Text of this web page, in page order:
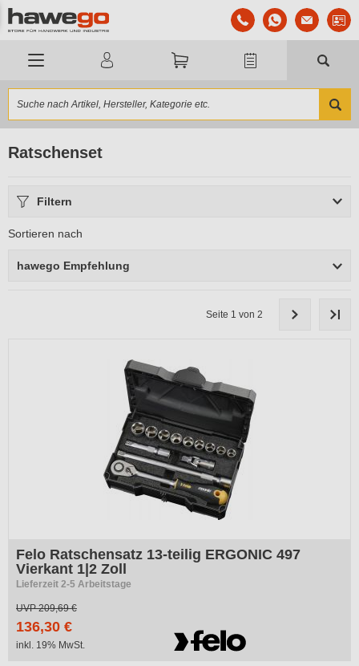
Ratschenset
Filtern
Sortieren nach
hawego Empfehlung
Seite 1 von 2
Felo Ratschensatz 13-teilig ERGONIC 497
Vierkant 1|2 Zoll
Lieferzeit 2-5 Arbeitstage
UVP209,69 €
136,30 €
inkl. 19% MwSt.